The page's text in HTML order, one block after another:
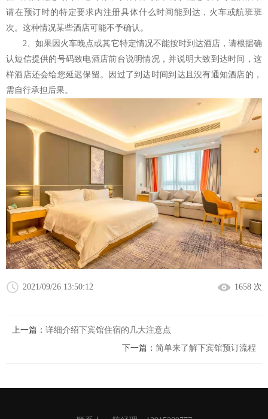
请在预订时的特定要求内注册具体什么时间能到达，火车或航班班
次。这种情况某些酒店可能不予确认。
2、如果因火车晚点或其它特定情况不能按时到达酒店，请根据确
认短信提供的号码致电酒店前台说明情况，并说明大致到达时间，这
样酒店还会给您延迟保留。因过了到达时间到达且没有通知酒店的，
需自行承担后果。
2021/09/26 13:50:12 1658 次
上一篇： 详细介绍下宾馆住宿的几大注意点
下一篇： 简单来了解下宾馆预订流程